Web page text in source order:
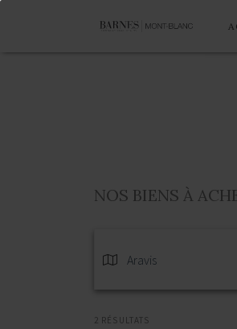
NOS BIENS À
Aravis
2 RÉSULTATS